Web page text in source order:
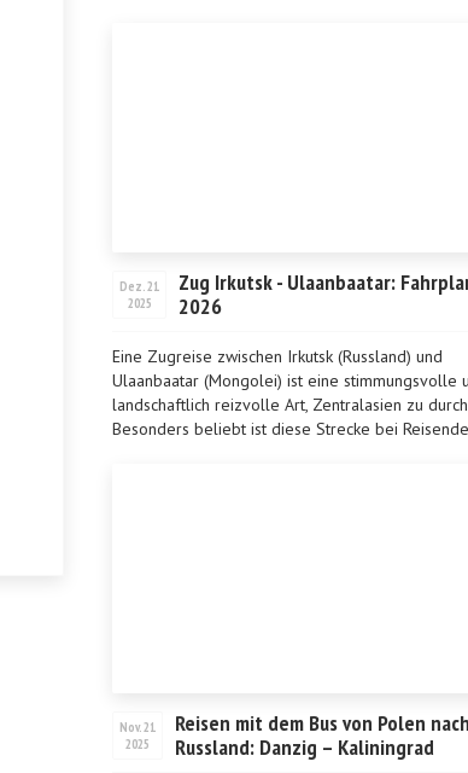
Dez. 21
2025
Zug Irkutsk - Ulaanbaatar:
2026
Eine Zugreise zwischen Irkutsk (Russland) und
Ulaanbaatar (Mongolei) ist eine stimmungsvolle
landschaftlich reizvolle Art, Zentralasien zu
Besonders beliebt ist diese Strecke bei
Nov. 21
2025
Reisen mit dem Bus von Polen nach
Russland: Danzig – Kaliningrad